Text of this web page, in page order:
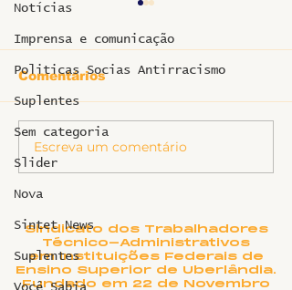
Notícias
Imprensa e comunicação
Politicas Socias Antirracismo
Suplentes
Sem categoria
Slider
Nova
Sintet News
Suplentes
Você Sabia
8 de janeiro:
Fortalecer a Luta
Comentários
Escreva um comentário
Sindicato dos Trabalhadores
Técnico-Administrativos
em Instituições Federais de
Ensino Superior de Uberlândia.
Fundado em 22 de Novembro